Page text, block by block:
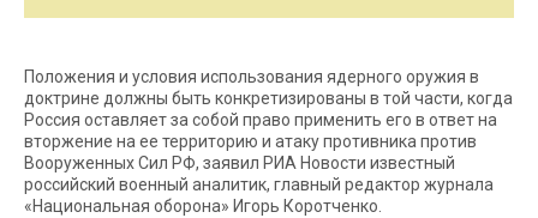
Положения и условия использования ядерного оружия в
доктрине должны быть конкретизированы в той части, когда
Россия оставляет за собой право применить его в ответ на
вторжение на ее территорию и атаку противника против
Вооруженных Сил РФ, заявил РИА Новости известный
российский военный аналитик, главный редактор журнала
«Национальная оборона» Игорь Коротченко.